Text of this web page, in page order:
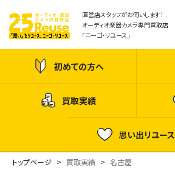
直営店スタッフがお伺いします！
オーディオ楽器カメラ専門買取店
「ニーゴ・リユース」
初めての方へ
買取実績
思い出リユース
トップページ 買取実績 名古屋